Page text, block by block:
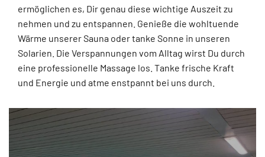
ermöglichen es, Dir genau diese wichtige Auszeit zu
nehmen und zu entspannen. Genieße die wohltuende
Wärme unserer Sauna oder tanke Sonne in unseren
Solarien. Die Verspannungen vom Alltag wirst Du durch
eine professionelle Massage los. Tanke frische Kraft
und Energie und atme enstpannt bei uns durch.